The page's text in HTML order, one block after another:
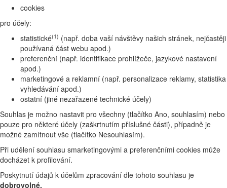
cookies
pro účely:
statistické(1) (např. doba vaší návštěvy našich stránek, nejčastěji
používaná část webu apod.)
preferenční (např. identifikace prohlížeče, jazykové nastavení
apod.)
marketingové a reklamní (např. personalizace reklamy, statistika
vyhledávání apod.)
ostatní (jiné nezařazené technické účely)
Souhlas je možno nastavit pro všechny (tlačítko Ano, souhlasím) nebo
pouze pro některé účely (zaškrtnutím příslušné části), případně je
možné zamítnout vše (tlačítko Nesouhlasím).
Při udělení souhlasu smarketingovými a preferenčními cookies může
docházet k profilování.
Poskytnutí údajů k účelům zpracování dle tohoto souhlasu je
dobrovolné.